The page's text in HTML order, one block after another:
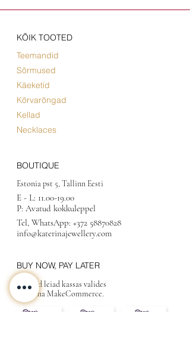
KÕIK TOOTED
Teemandid
Sõrmused
Käeketid
Kõrvarõngad
Kellad
Necklaces
BOUTIQUE
Estonia pst 5, Tallinn Eesti
E - L: 11.00-19.00
P: Avatud kokkuleppel
Tel, WhatsApp: +372 58870828
info@katerinajewellery.com
BUY NOW, PAY LATER
Valikud leiad kassas valides
maksena MakeCommerce.